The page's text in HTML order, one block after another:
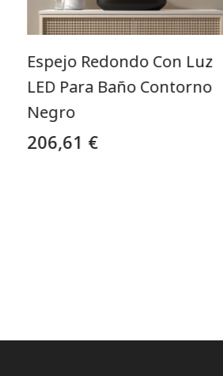
Espejo Redondo Con Luz
LED Para Baño Contorno
Negro
206,61 €